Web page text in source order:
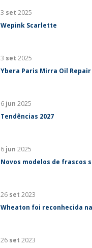
3 set 2025
Wepink Scarlette
3 set 2025
Ybera Paris Mirra Oil Repair
6 jun 2025
Tendências 2027
6 jun 2025
Novos modelos de frascos
26 set 2023
Wheaton foi reconhecida
26 set 2023